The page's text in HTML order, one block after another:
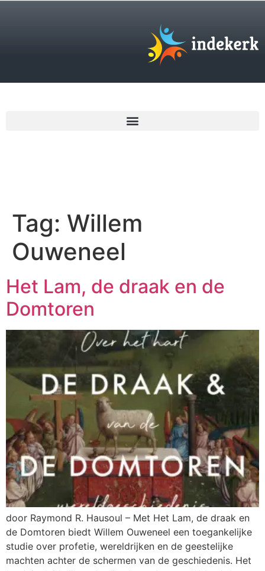
Tag: Willem
Ouweneel
Het Lam, de draak en de
Domtoren
door Raymond R. Hausoul – Met Het Lam, de draak en
de Domtoren biedt Willem Ouweneel een toegankelijke
studie over profetie, wereldrijken en de geestelijke
machten achter de schermen van de geschiedenis. Het